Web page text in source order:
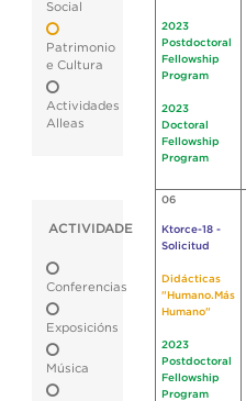
Social
Patrimonio
e Cultura
Actividades
Alleas
ACTIVIDADE
Conferencias
Exposicións
Música
2023
Postdoctoral
Fellowship
Program
2023
Doctoral
Fellowship
Program
06
Ktorce-18 -
Solicitud
Didácticas
"Humano.Más
Humano"
2023
Postdoctoral
Fellowship
Program